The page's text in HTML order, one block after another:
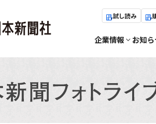
試し読み
企業情報 お知